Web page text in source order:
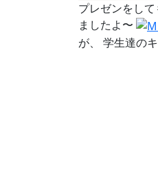
プレゼンをし
ましたよ〜
が、 学生達の